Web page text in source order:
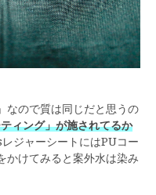
なので質は同じだと思うの
ィング」が施されてるか
ジャーシートにはPUコー
かけてみると案外水は染み